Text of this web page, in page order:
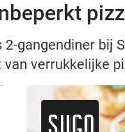
gangendiner bij
verrukkelijke